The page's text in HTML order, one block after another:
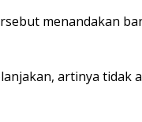
menandakan
artinya tidak